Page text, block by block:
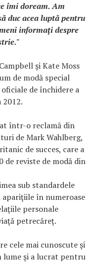
îmi doream. Am
duc acea luptă pentru
informaţi despre
şi Kate Moss
de modă special
de închidere a
într-o reclamă din
de Mark Wahlberg,
de succes, care a
de reviste de modă din
sub standardele
în numeroase
personale
petrecăreţ.
cele mai cunoscute şi
lume şi a lucrat pentru